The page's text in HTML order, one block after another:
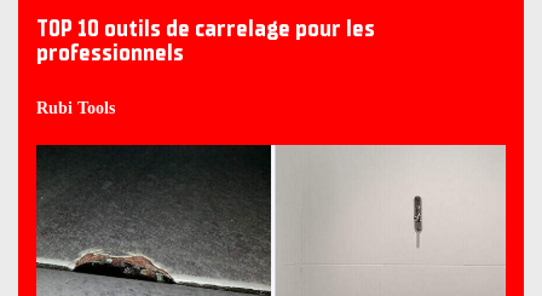
TOP 10 outils de carrelage pour les
professionnels
Rubi Tools